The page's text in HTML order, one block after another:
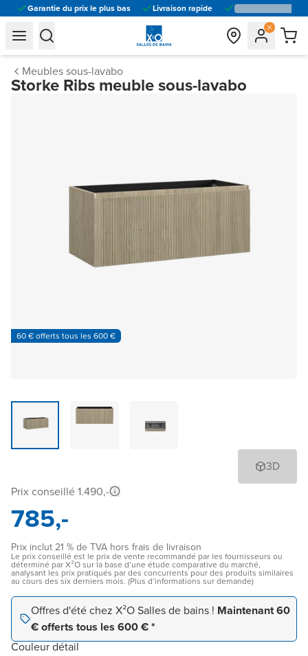
Garantie du prix le plus bas Livraison rapide
general.navigation.toggle_menu.label
general.navigation.toggle_menu.label
Meubles sous-lavabo
Storke Ribs meuble sous-lavabo
60 € offerts tous les 600 €
3D
Prix conseillé 1.490,-
785,-
Prix inclut 21 % de TVA hors frais de livraison
Le prix conseillé est le prix de vente recommandé par les fournisseurs ou
déterminé par X²O sur la base d’une étude comparative du marché,
analysant les prix pratiqués par des concurrents pour des produits similaires
au cours des six derniers mois. (Plus d’informations sur demande)
Offres d'été chez X²O Salles de bains ! Maintenant 60
€ offerts tous les 600 € *
Couleur détail